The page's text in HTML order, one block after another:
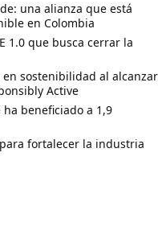
una alianza que está
en Colombia
1.0 que busca cerrar la
en sostenibilidad al alcanzar
Active
beneficiado a 1,9
fortalecer la industria